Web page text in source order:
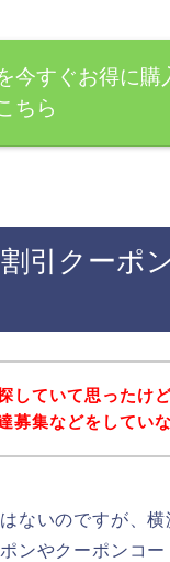
今すぐお得に購
ちら
引クーポ
していて思ったけ
募集などをしてい
ないのですが、
ンやクーポンコ